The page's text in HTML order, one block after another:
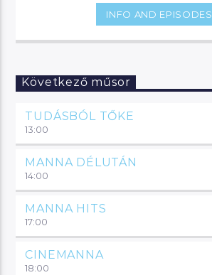
INFO AND EPISODES
Következő műsor
TUDÁSBÓL TŐKE
13:00
MANNA DÉLUTÁN
14:00
MANNA HITS
17:00
CINEMANNA
18:00